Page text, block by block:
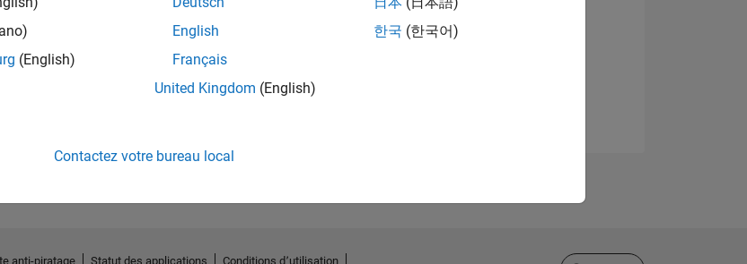
(English)
English
Français
United Kingdom (English)
한국 (한국어)
Contactez votre bureau local
anti-piratage Statut des applications Conditions d՚utilisation